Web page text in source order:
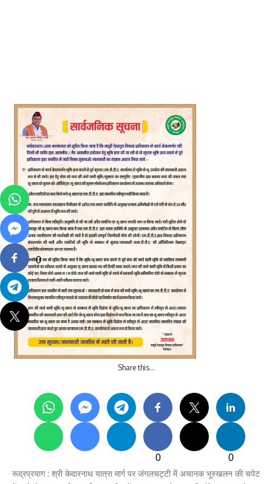
0
Share this…
0
0
रूद्रप्रयाग : श्री केदारनाथ यात्रा मार्ग पर जंगलचट्टी में अचानक भूस्खलन की चपेट